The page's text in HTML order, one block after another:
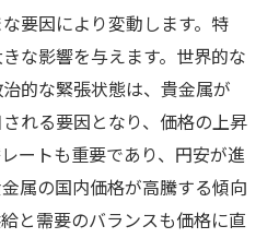
要因により変動します。特
な影響を与えます。世界的な
的な緊張状態は、貴金属が
される要因となり、価格の上昇
ートも重要であり、円安が進
属の国内価格が高騰する傾向
と需要のバランスも価格に直